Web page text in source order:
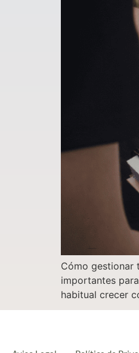
Cómo gestionar
importantes
habitual crecer